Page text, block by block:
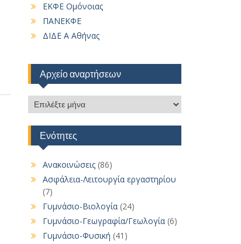
ΕΚΦΕ Ομόνοιας
ΠΑΝΕΚΦΕ
ΔΙΔΕ Α Αθήνας
Αρχείο αναρτήσεων
Αρχείο
αναρτήσεων
Ενότητες
Ανακοινώσεις(86)
Ασφάλεια-Λειτουργία εργαστηρίου
(7)
Γυμνάσιο-Βιολογία(24)
Γυμνάσιο-Γεωγραφία/Γεωλογία(6)
Γυμνάσιο-Φυσική (41)